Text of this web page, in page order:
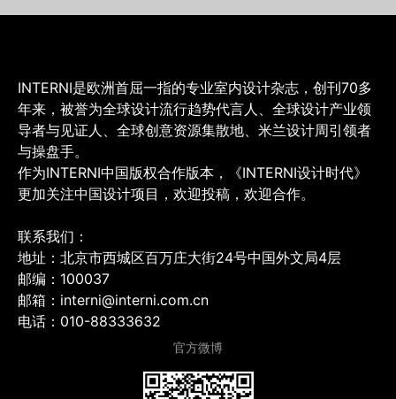
INTERNI是欧洲首屈一指的专业室内设计杂志，创刊70多
年来，被誉为全球设计流行趋势代言人、全球设计产业领
导者与见证人、全球创意资源集散地、米兰设计周引领者
与操盘手。
作为INTERNI中国版权合作版本，《INTERNI设计时代》
更加关注中国设计项目，欢迎投稿，欢迎合作。
联系我们：
地址：北京市西城区百万庄大街24号中国外文局4层
邮编：100037
邮箱：interni@interni.com.cn
电话：010-88333632
官方微博